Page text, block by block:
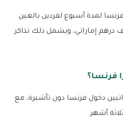
لمدة أسبوع لفردين بالغين
379,880 – 263,680 ألف درهم إماراتي، ويشمل ذلك تذاكر
فرنسا؟
دخول فرنسا دون تأشيرة، مع
أشهر.